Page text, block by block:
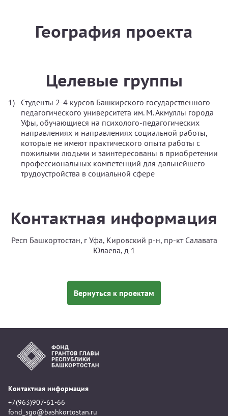
География проекта
Целевые группы
Студенты 2-4 курсов Башкирского государственного
педагогического университета им. М. Акмуллы города
Уфы, обучающиеся на психолого-педагогических
направлениях и направлениях социальной работы,
которые не имеют практического опыта работы с
пожилыми людьми и заинтересованы в приобретении
профессиональных компетенций для дальнейшего
трудоустройства в социальной сфере
Контактная информация
Респ Башкортостан, г Уфа, Кировский р-н, пр-кт Салавата
Юлаева, д 1
Вернуться к проектам
Контактная информация
+7(963)907-61-66
fond_sgo@bashkortostan.ru